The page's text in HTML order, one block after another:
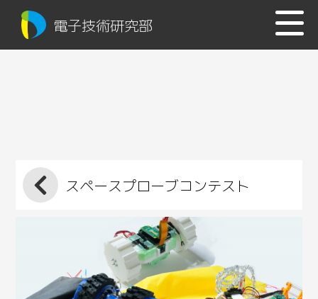
電子技術研究部
スペースプローブコンテスト